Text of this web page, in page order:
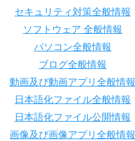
セキュリティ対策全般情報
ソフトウェア 全般情報
パソコン全般情報
ブログ全般情報
動画及び動画アプリ全般情報
日本語化ファイル全般情報
日本語化ファイル公開情報
画像及び画像アプリ全般情報